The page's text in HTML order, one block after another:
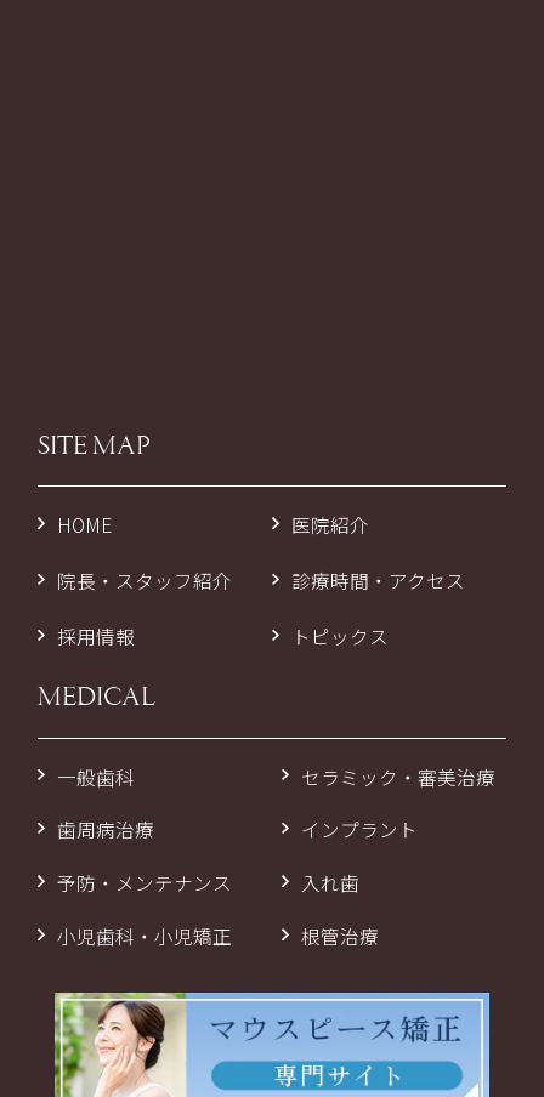
SITE MAP
HOME 医院紹介
院長・スタッフ紹介 診療時間・アクセス
採用情報 トピックス
MEDICAL
一般歯科
歯周病治療
予防・メンテナンス
小児歯科・小児矯正
セラミック・審美治療
インプラント
入れ歯
根管治療